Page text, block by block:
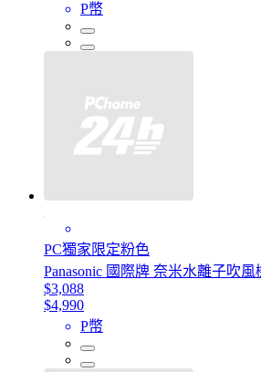
P幣
PC獨家限定粉色
Panasonic 國際牌 奈米水離子吹
$3,088
$4,990
P幣